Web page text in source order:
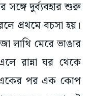
সঙ্গে দুর্ব্যবহার শুরু
প্রথমে বচসা হয়।
লাথি মেরে ভাঙার
রান্না ঘর থেকে
একের পর এক কোপ